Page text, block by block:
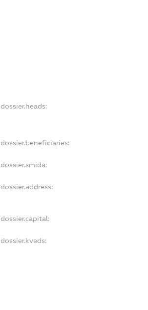
dossier.heads:
dossier.beneficiaries:
dossier.smida:
dossier.address:
dossier.capital:
dossier.kveds: